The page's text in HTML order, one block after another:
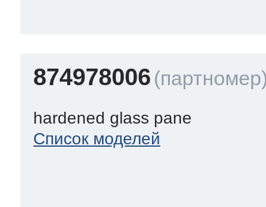
874978006
hardened glass pane
Список моделей